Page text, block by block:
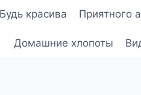
Будь красива Приятного
Домашние хлопоты